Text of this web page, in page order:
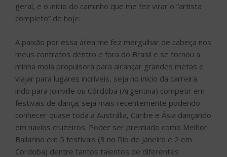
geral, e o início do caminho que me fez virar o “artista
completo” de hoje.
A paixão por essa área me fez mergulhar de cabeça nos
meus contratos dentro e fora do Brasil e se tornou a
minha mola propulsora para alcançar grandes metas e
viajar para lugares incríveis, seja no início da carreira
indo para Joinville ou Córdoba (Argentina) competir em
festivais de dança; seja mais recentemente podendo
conhecer quase toda a Austrália, Caribe e Ásia dançando
em navios cruzeiros. Poder ser premiado como Melhor
Bailarino em 5 festivais (3 no Rio de Janeiro e 2 em
Córdoba) dentre tantos talentos de diferentes